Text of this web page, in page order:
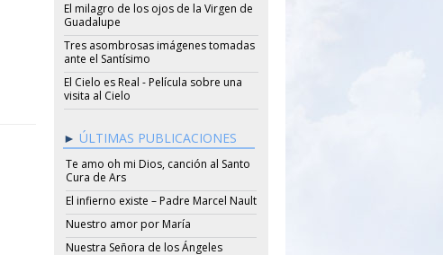
El milagro de los ojos de la Virgen de
Guadalupe
Tres asombrosas imágenes tomadas
ante el Santísimo
El Cielo es Real - Película sobre una
visita al Cielo
ÚLTIMAS PUBLICACIONES
Te amo oh mi Dios, canción al Santo
Cura de Ars
El infierno existe – Padre Marcel Nault
Nuestro amor por María
Nuestra Señora de los Ángeles